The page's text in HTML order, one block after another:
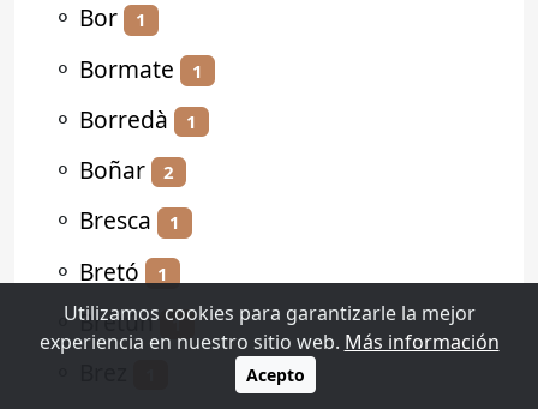
⚬ Bor 1
⚬ Bormate 1
⚬ Borredà 1
⚬ Boñar 2
⚬ Bresca 1
⚬ Bretó 1
⚬Bretún 1
Utilizamos cookies para garantizarle la mejor
experiencia en nuestro sitio web. Más información
Acepto